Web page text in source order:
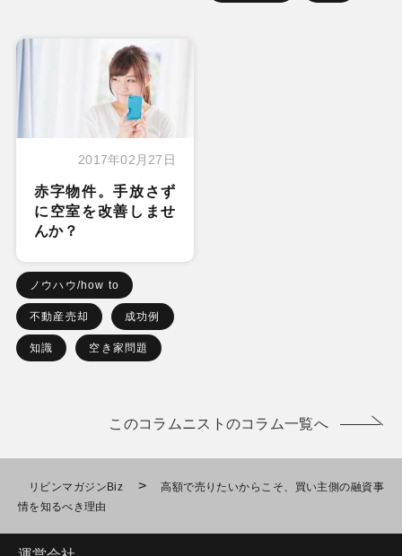
2017年02月27日
赤字物件。手放さず
に空室を改善しませ
んか？
ノウハウ/how to
不動産売却 成功例
知識 空き家問題
このコラムニストのコラム一覧へ
リビンマガジンBiz >
高額で売りたいからこそ、買い主側の融資事
情を知るべき理由